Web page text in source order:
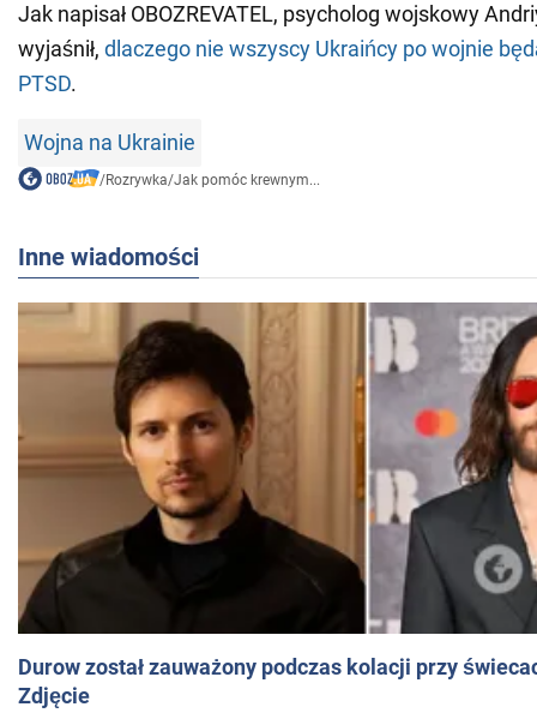
Jak napisał OBOZREVATEL, psycholog wojskowy
wyjaśnił, dlaczego nie wszyscy Ukraińcy po wojnie
PTSD.
Wojna na Ukrainie
/Rozrywka/Jak pomóc krewnym...
Inne wiadomości
Durow został zauważony podczas kolacji przy
Zdjęcie